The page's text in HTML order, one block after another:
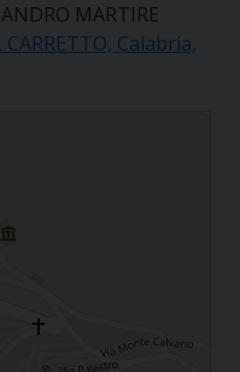
MARTIRE
CARRETTO, Calabria,